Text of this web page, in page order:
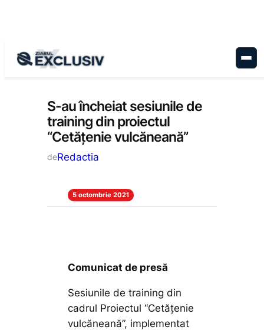
Educație, Stiri la zi
S-au încheiat sesiunile de
training din proiectul
“Cetățenie vulcăneană”
deRedactia
5 octombrie 2021
Comunicat de presă
Sesiunile de training din
cadrul Proiectul “Cetățenie
vulcăneană”, implementat